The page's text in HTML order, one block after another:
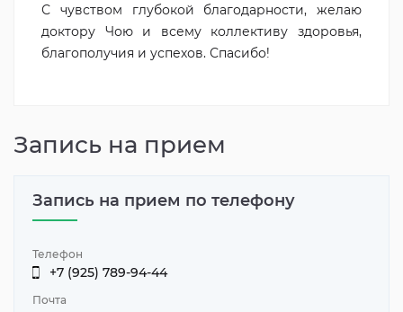
С чувством глубокой благодарности, желаю
доктору Чою и всему коллективу здоровья,
благополучия и успехов. Спасибо!
Запись на прием
Запись на прием по телефону
Телефон
+7 (925) 789-94-44
Почта